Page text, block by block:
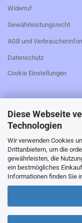
Diese Webseite
Technologien
Wir verwenden Cookies
Drittanbietern, um die
gewährleisten, die
ein bestmögliches
Informationen finden Sie
Widerruf
Gewährleistungsrecht
AGB und
Datenschutz
Cookie Einstellungen
Falls Sie den Kaufvertrag
bitte hier